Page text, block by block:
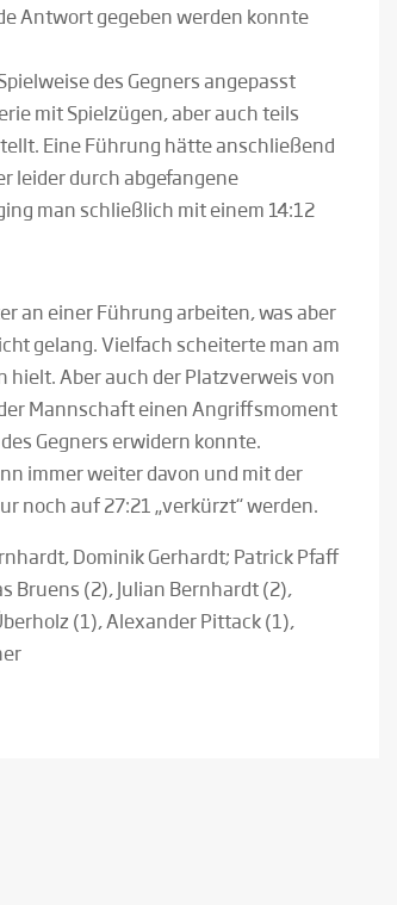
Antwort gegeben werden konnte
des Gegners angepasst
mit Spielzügen, aber auch teils
Eine Führung hätte anschließend
leider durch abgefangene
man schließlich mit einem 14:12
an einer Führung arbeiten, was aber
gelang. Vielfach scheiterte man am
hielt. Aber auch der Platzverweis von
Mannschaft einen Angriffsmoment
Gegners erwidern konnte.
immer weiter davon und mit der
noch auf 27:21 „verkürzt“ werden.
Dominik Gerhardt; Patrick Pfaff
Bruens (2), Julian Bernhardt (2),
(1), Alexander Pittack (1),